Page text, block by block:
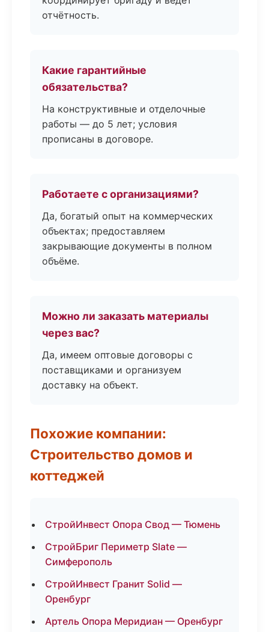
отчётность.
Какие гарантийные
обязательства?
На конструктивные и отделочные
работы — до 5 лет; условия
прописаны в договоре.
Работаете с организациями?
Да, богатый опыт на коммерческих
объектах; предоставляем
закрывающие документы в полном
объёме.
Можно ли заказать материалы
через вас?
Да, имеем оптовые договоры с
поставщиками и организуем
доставку на объект.
Похожие компании:
Строительство домов и
коттеджей
СтройИнвест Опора Свод — Тюмень
СтройБриг Периметр Slate —
Симферополь
СтройИнвест Гранит Solid —
Оренбург
Артель Опора Меридиан — Оренбург